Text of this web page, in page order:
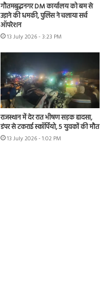
गौतमबुद्धनगर DM कार्यालय को बम से
उड़ाने की धमकी, पुलिस ने चलाया सर्च
ऑपरेशन
13 July 2026 - 3:23 PM
राजस्थान में देर रात भीषण सड़क हादसा,
डंपर से टकराई स्कॉर्पियो, 5 युवकों की मौत
13 July 2026 - 1:02 PM